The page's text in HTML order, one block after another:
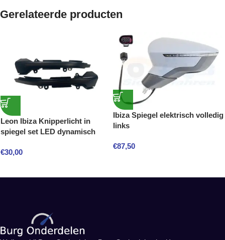
Gerelateerde producten
Leon Ibiza Knipperlicht in
spiegel set LED dynamisch
€30,00
Ibiza Spiegel elektrisch volledig
links
€87,50